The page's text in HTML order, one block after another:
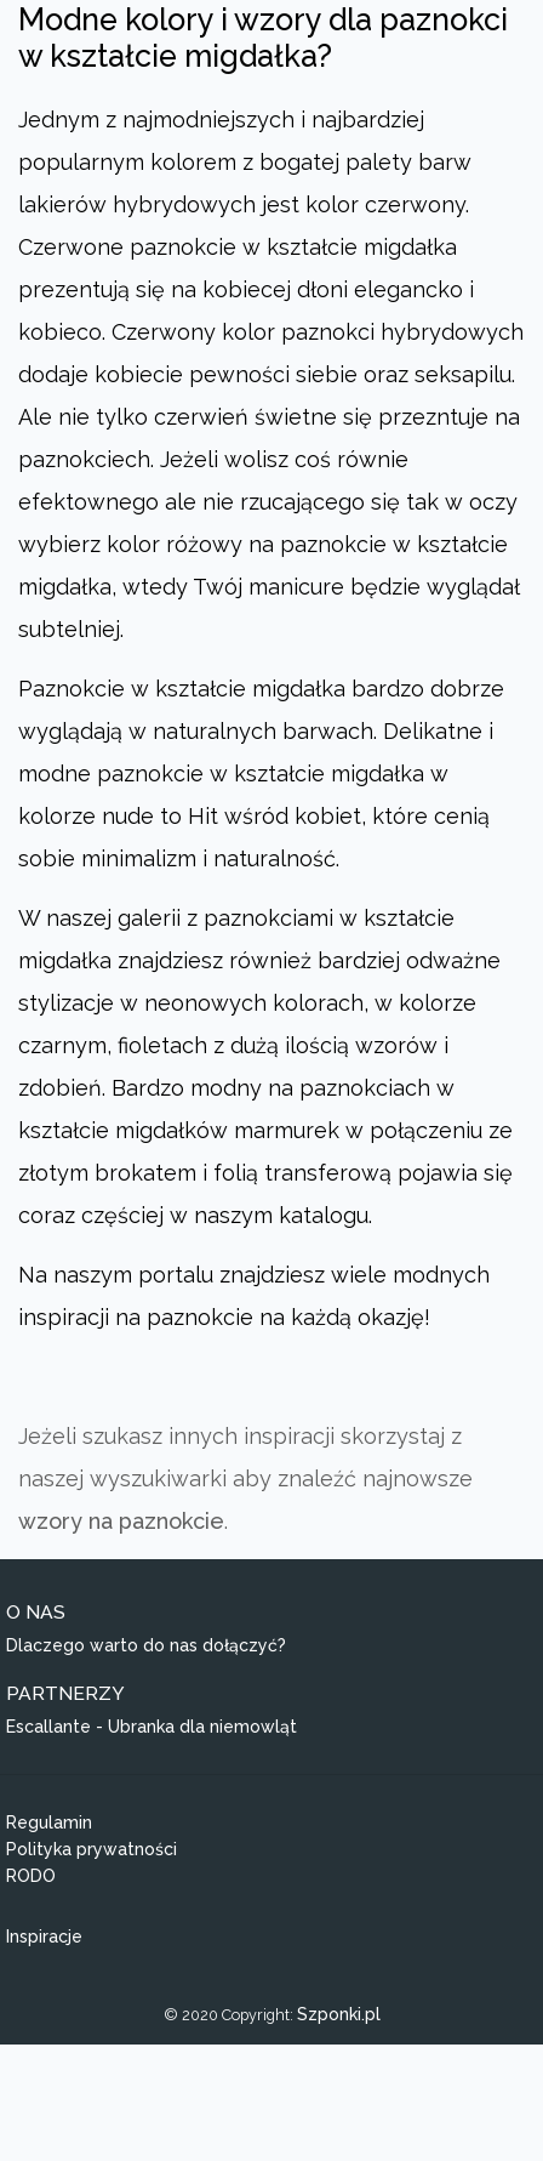
Modne kolory i wzory dla paznokci
w kształcie migdałka?
Jednym z najmodniejszych i najbardziej
popularnym kolorem z bogatej palety barw
lakierów hybrydowych jest kolor czerwony.
Czerwone paznokcie w kształcie migdałka
prezentują się na kobiecej dłoni elegancko i
kobieco. Czerwony kolor paznokci hybrydowych
dodaje kobiecie pewności siebie oraz seksapilu.
Ale nie tylko czerwień świetne się przezntuje na
paznokciech. Jeżeli wolisz coś równie
efektownego ale nie rzucającego się tak w oczy
wybierz kolor różowy na paznokcie w kształcie
migdałka, wtedy Twój manicure będzie wyglądał
subtelniej.
Paznokcie w kształcie migdałka bardzo dobrze
wyglądają w naturalnych barwach. Delikatne i
modne paznokcie w kształcie migdałka w
kolorze nude to Hit wśród kobiet, które cenią
sobie minimalizm i naturalność.
W naszej galerii z paznokciami w kształcie
migdałka znajdziesz również bardziej odważne
stylizacje w neonowych kolorach, w kolorze
czarnym, fioletach z dużą ilością wzorów i
zdobień. Bardzo modny na paznokciach w
kształcie migdałków marmurek w połączeniu ze
złotym brokatem i folią transferową pojawia się
coraz częściej w naszym katalogu.
Na naszym portalu znajdziesz wiele modnych
inspiracji na paznokcie na każdą okazję!
Jeżeli szukasz innych inspiracji skorzystaj z
naszej wyszukiwarki aby znaleźć najnowsze
wzory na paznokcie.
O NAS
Dlaczego warto do nas dołączyć?
PARTNERZY
Escallante - Ubranka dla niemowląt
Regulamin
Polityka prywatności
RODO
Inspiracje
© 2020 Copyright: Szponki.pl